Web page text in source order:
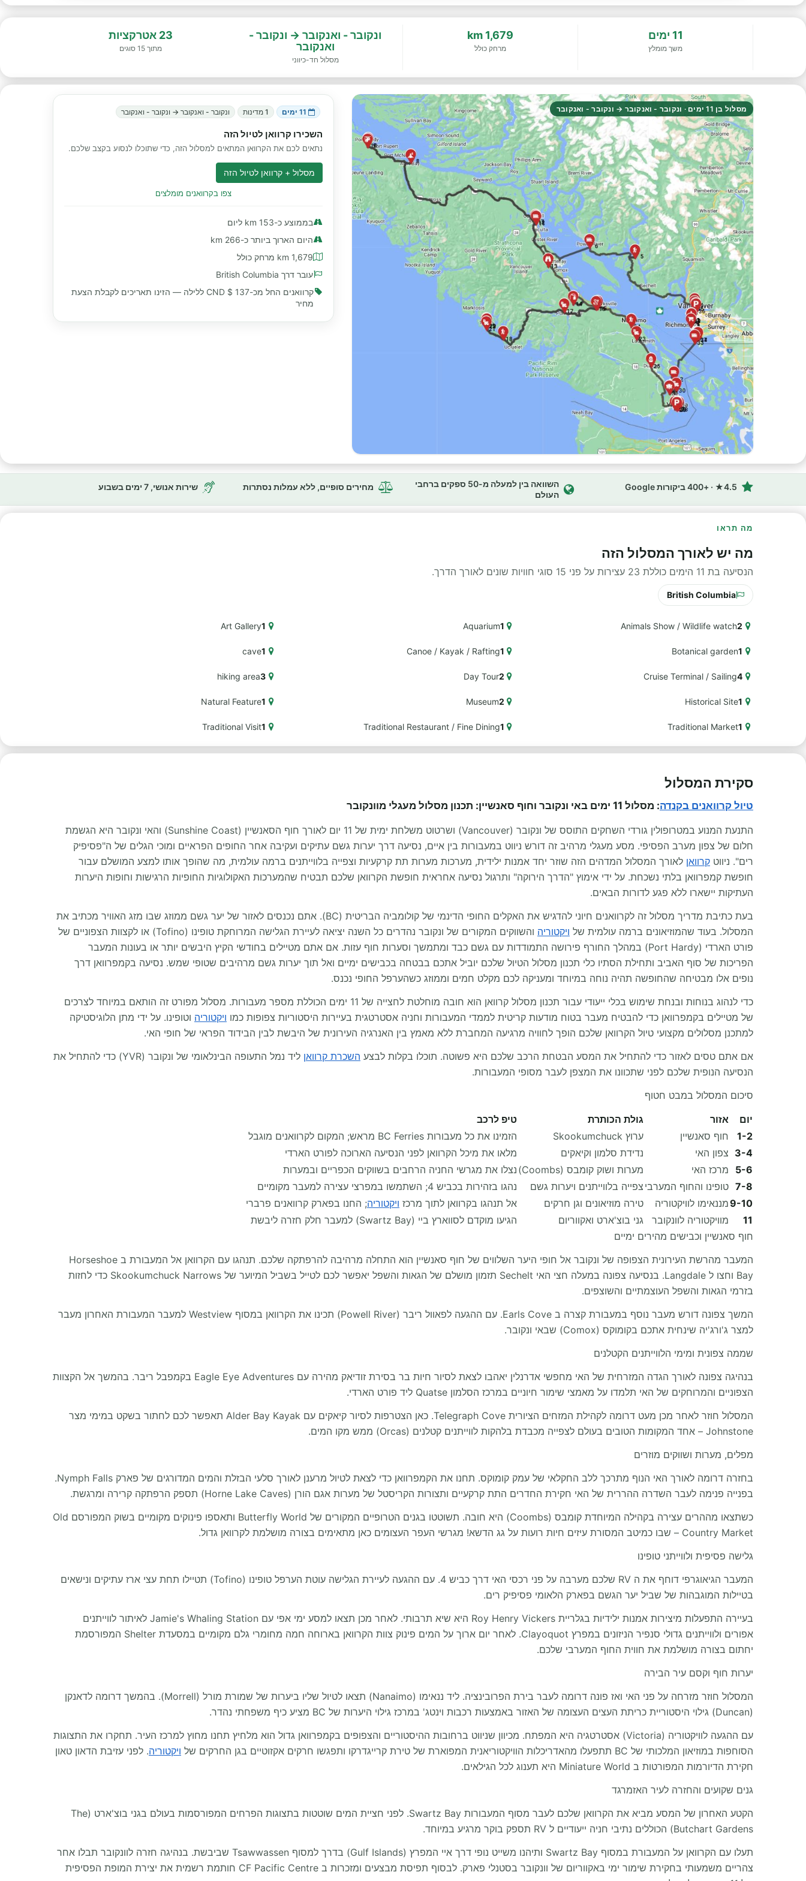
11 ימים
משך מומלץ
1,679 km
מרחק כולל
ונקובר - ואנקובר → ונקובר -
ואנקובר
מסלול חד-כיווני
23 אטרקציות
מתוך 15 סוגים
מסלול בן 11 ימים · ונקובר - ואנקובר → ונקובר - ואנקובר 11 ימים 1 מדינות ונקובר - ואנקובר → ונקובר - ואנקובר
השכירו קרוואן לטיול הזה
נתאים לכם את הקרוואן המתאים למסלול הזה, כדי שתוכלו לנסוע בקצב שלכם.
מסלול + קרוואן לטיול הזה
צפו בקרוואנים מומלצים
בממוצע כ-153 km ליום
היום הארוך ביותר כ-266 km
1,679 km מרחק כולל
עובר דרך British Columbia
קרוואנים החל מכ-137 $ CND
ללילה — הזינו תאריכים לקבלת הצעת
מחיר
4.5★ · +400 ביקורות Google
השוואה בין למעלה מ-50 ספקים ברחבי
העולם
מחירים סופיים, ללא עמלות נסתרות שירות אנושי, 7 ימים בשבוע
מה תראו
מה יש לאורך המסלול הזה
הנסיעה בת 11 הימים כוללת 23 עצירות על פני 15 סוגי חוויות שונים לאורך הדרך.
British Columbia
2
Animals Show / Wildlife watch
1
Aquarium
1
Art Gallery
1
Botanical garden
1
Canoe / Kayak / Rafting
1
cave
4
Cruise Terminal / Sailing
2
Day Tour
3
hiking area
1
Historical Site
2
Museum
1
Natural Feature
1
Traditional Market
1
Traditional Restaurant / Fine Dining
1
Traditional Visit
סקירת המסלול
טיול קרוואנים בקנדה: מסלול 11 ימים באי ונקובר וחוף סאנשיין: תכנון מסלול מעגלי מוונקובר
התנעת המנוע במטרופולין גורדי השחקים התוסס של ונקובר (Vancouver) ושרטוט משלחת ימית של 11 יום לאורך חוף הסאנשיין (Sunshine Coast) והאי ונקובר היא הגשמת
חלום של צפון מערב הפסיפי. מסע מעגלי מרהיב זה דורש ניווט במעבורות בין איים, נסיעה דרך יערות גשם עתיקים ועקיבה אחר החופים הפראיים ומוכי הגלים של ה"פסיפיק
רים". ניווט קרוואן לאורך המסלול המדהים הזה שוזר יחד אמנות ילידית, מערכות מערות תת קרקעיות וצפייה בלווייתנים ברמה עולמית, מה שהופך אותו למצע המושלם עבור
חופשת קמפרוואן בלתי נשכחת. על ידי אימוץ "הדרך הירוקה" ותרגול נסיעה אחראית חופשת הקרוואן שלכם תבטיח שהמערכות האקולוגיות החופיות הרגישות וחופות היערות
העתיקות יישארו ללא פגע לדורות הבאים.
בעת כתיבת מדריך מסלול זה לקרוואנים חיוני להדגיש את האקלים החופי הדינמי של קולומביה הבריטית (BC). אתם נכנסים לאזור של יער גשם ממוזג שבו מזג האוויר מכתיב את
המסלול. בעוד שהמוזיאונים ברמה עולמית של ויקטוריה
והשווקים המקורים של ונקובר נהדרים כל השנה יציאה לעיירת הגלישה המרוחקת טופינו (Tofino) או לקצוות הצפוניים של
פורט הארדי (Port Hardy) במהלך החורף פירושה התמודדות עם גשם כבד ומתמשך וסערות חוף עזות. אם אתם מטיילים בחודשי הקיץ היבשים יותר או בעונות המעבר
הפריכות של סוף האביב ותחילת הסתיו כלי תכנון מסלול הטיול שלכם יוביל אתכם בבטחה בכבישים ימיים ואל תוך יערות גשם מרהיבים שטופי שמש. נסיעה בקמפרוואן דרך
נופים אלו מבטיחה שהחופשה תהיה נוחה במיוחד ומעניקה לכם מקלט חמים וממוזג כשהערפל החופי נכנס.
כדי לנהוג בנוחות ובנחת שימוש בכלי ייעודי עבור תכנון מסלול קרוואן הוא חובה מוחלטת לחצייה של 11 ימים הכוללת מספר מעבורות. מסלול מפורט זה הותאם במיוחד לצרכים
של מטיילים בקמפרוואן כדי להבטיח מעבר בטוח מודעות קריטית לממדי המעבורות וחניה אסטרטגית בעיירות היסטוריות צפופות כמו ויקטוריה וטופינו. על ידי מתן הלוגיסטיקה
למתכנן מסלולים מקצועי טיול הקרוואן שלכם הופך לחוויה מרגיעה המחברת ללא מאמץ בין האנרגיה העירונית של היבשת לבין הבידוד הפראי של חופי האי.
אם אתם טסים לאזור כדי להתחיל את המסע הבטחת הרכב שלכם היא פשוטה. תוכלו בקלות לבצע השכרת קרוואן
ליד נמל התעופה הבינלאומי של ונקובר (YVR) כדי להתחיל את
הנסיעה הנופית שלכם לפני שתכוונו את המצפן לעבר מסופי המעבורות.
סיכום המסלול במבט חטוף
יום
אזור גולת הכותרת
טיפ לרכב
1-2
חוף סאנשיין ערוץ Skookumchuck
הזמינו את כל מעבורות BC Ferries מראש; המקום לקרוואנים מוגבל
3-4 צפון האי נדידת סלמון וקיאקים
מלאו את מיכל הקרוואן לפני הנסיעה הארוכה לפורט הארדי
5-6
מרכז האי מערות ושוק קומבס (Coombs)
נצלו את מגרשי החניה הרחבים בשווקים הכפריים ובמערות
7-8 טופינו והחוף המערבי צפייה בלווייתנים ויערות גשם
נהגו בזהירות בכביש 4; השתמשו במפרצי עצירה למעבר מקומיים
9-10מננאימו לוויקטוריה טירה מוזיאונים וגן חרקים אל תנהגו בקרוואן לתוך מרכז ויקטוריה; החנו בפארק קרוואנים פרברי
11
מוויקטוריה לוונקובר גני בוצ'ארט ואקווריום
הגיעו מוקדם לסווארץ ביי (Swartz Bay) למעבר חלק חזרה ליבשת
חוף סאנשיין וכבישים מהירים ימיים
המעבר מהרשת העירונית הצפופה של ונקובר אל חופי היער השלווים של חוף סאנשיין הוא התחלה מרהיבה להרפתקה שלכם. תנהגו עם הקרוואן אל המעבורת ב Horseshoe
Bay וחצו ל Langdale. בנסיעה צפונה במעלה חצי האי Sechelt תזמון מושלם של הגאות והשפל יאפשר לכם לטייל בשביל המיוער של Skookumchuck Narrows כדי לחזות
בזרמי הגאות והשפל העוצמתיים והשוצפים.
המשך צפונה דורש מעבר נוסף במעבורת קצרה ב Earls Cove. עם ההגעה לפאוול ריבר (Powell River) תכינו את הקרוואן במסוף Westview למעבר המעבורת האחרון מעבר
למצר ג'ורג'יה שינחית אתכם בקומוקס (Comox) שבאי ונקובר.
שממה צפונית ומימי הלווייתנים הקטלנים
בנהיגה צפונה לאורך הגדה המזרחית של האי מחפשי אדרנלין יאהבו לצאת לסיור חיות בר בסירת זודיאק מהירה עם Eagle Eye Adventures בקמפבל ריבר. בהמשך אל הקצוות
הצפוניים והמרוחקים של האי תלמדו על מאמצי שימור חיוניים במרכז הסלמון Quatse ליד פורט הארדי.
המסלול חוזר לאחר מכן מעט דרומה לקהילת המזחים הציורית Telegraph Cove. כאן הצטרפות לסיור קיאקים עם Alder Bay Kayak תאפשר לכם לחתור בשקט במימי מצר
Johnstone – אחד המקומות הטובים בעולם לצפייה מכבדת בלהקות לווייתנים קטלנים (Orcas) ממש מקו המים.
מפלים, מערות ושווקים מוזרים
בחזרה דרומה לאורך האי הנוף מתרכך ללב החקלאי של עמק קומוקס. תחנו את הקמפרוואן כדי לצאת לטיול מרענן לאורך סלעי הבזלת והמים המדורגים של פארק Nymph Falls.
בפנייה פנימה לעבר השדרה ההררית של האי חקירת החדרים התת קרקעיים ותצורות הקריסטל של מערות אגם הורן (Horne Lake Caves) תספק הרפתקה קרירה ומרגשת.
כשתצאו מההרים עצירה בקהילה המיוחדת קומבס (Coombs) היא חובה. תשוטטו בגנים הטרופיים המקורים של Butterfly World ותאספו פינוקים מקומיים בשוק המפורסם Old
Country Market – שבו כמיטב המסורת עיזים חיות רועות על גג הדשא! מגרשי העפר העצומים כאן מתאימים בצורה מושלמת לקרוואן גדול.
גלישה פסיפית ולווייתני טופינו
המעבר הגיאוגרפי דוחף את ה RV שלכם מערבה על פני רכסי האי דרך כביש 4. עם ההגעה לעיירת הגלישה עוטת הערפל טופינו (Tofino) תטיילו תחת עצי ארז עתיקים ונישאים
בטיילות המוגבהות של שביל יער הגשם בפארק הלאומי פסיפיק רים.
בעיירה התפעלות מיצירות אמנות ילידיות בגלריית Roy Henry Vickers היא שיא תרבותי. לאחר מכן תצאו למסע ימי אפי עם Jamie's Whaling Station לאיתור לווייתנים
אפורים ולווייתנים גדולי סנפיר הניזונים במפרץ Clayoquot. לאחר יום ארוך על המים פינוק צוות הקרוואן בארוחה חמה מחומרי גלם מקומיים במסעדת Shelter המפורסמת
יחתום בצורה מושלמת את חווית החוף המערבי שלכם.
יערות חוף וקסם עיר הבירה
המסלול חוזר מזרחה על פני האי ואז פונה דרומה לעבר בירת הפרובינציה. ליד ננאימו (Nanaimo) תצאו לטיול שליו ביערות של שמורת מורל (Morrell). בהמשך דרומה לדאנקן
(Duncan) גילוי היסטוריית כריתת העצים העצומה של האזור באמצעות רכבות וינטג' במרכז גילוי היערות של BC מציע כיף משפחתי נהדר.
עם ההגעה לוויקטוריה (Victoria) אסטרטגיה היא המפתח. מכיוון שניווט ברחובות ההיסטוריים והצפופים בקמפרוואן גדול הוא מלחיץ תחנו מחוץ למרכז העיר. תחקרו את התצוגות
הסוחפות במוזיאון המלכותי של BC תתפעלו מהאדריכלות הוויקטוריאנית המפוארת של טירת קרייגדרקו ותפגשו חרקים אקזוטיים בגן החרקים של
ויקטוריה. לפני עזיבת הדאון טאון
חקירת הדיורמות המפורטות ב Miniature World היא תענוג לכל הגילאים.
גנים שקועים והחזרה לעיר האזמרגד
הקטע האחרון של המסע מביא את הקרוואן שלכם לעבר מסוף המעבורות Swartz Bay. לפני חציית המים שוטטות בתצוגות הפרחים המפורסמות בעולם בגני בוצ'ארט (The
Butchart Gardens) הכוללים נתיבי חניה ייעודיים ל RV תספק בוקר מרגיע במיוחד.
תעלו עם הקרוואן על המעבורת במסוף Swartz Bay ותיהנו משייט נופי דרך איי המפרץ (Gulf Islands) בדרך למסוף Tsawwassen שביבשת. בנהיגה חזרה לוונקובר תבלו אחר
צהריים משמעותי בחקירת שימור ימי באקווריום של וונקובר בסטנלי פארק. לבסוף תפיסת מבצעים ומזכרות ב CF Pacific Centre חותמת רשמית את יצירת המופת הפסיפית